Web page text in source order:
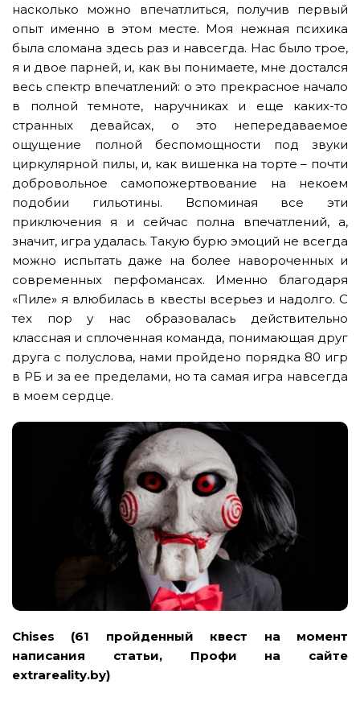
насколько можно впечатлиться, получив первый
опыт именно в этом месте. Моя нежная психика
была сломана здесь раз и навсегда. Нас было трое,
я и двое парней, и, как вы понимаете, мне достался
весь спектр впечатлений: о это прекрасное начало
в полной темноте, наручниках и еще каких-то
странных девайсах, о это непередаваемое
ощущение полной беспомощности под звуки
циркулярной пилы, и, как вишенка на торте – почти
добровольное самопожертвование на некоем
подобии гильотины. Вспоминая все эти
приключения я и сейчас полна впечатлений, а,
значит, игра удалась. Такую бурю эмоций не всегда
можно испытать даже на более навороченных и
современных перфомансах. Именно благодаря
«Пиле» я влюбилась в квесты всерьез и надолго. С
тех пор у нас образовалась действительно
классная и сплоченная команда, понимающая друг
друга с полуслова, нами пройдено порядка 80 игр
в РБ и за ее пределами, но та самая игра навсегда
в моем сердце.
Chises (61 пройденный квест на момент
написания статьи, Профи на сайте
extrareality.by)